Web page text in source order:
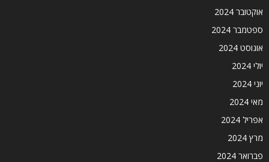
אוקטובר 2024
ספטמבר 2024
אוגוסט 2024
יולי 2024
יוני 2024
מאי 2024
אפריל 2024
מרץ 2024
פברואר 2024